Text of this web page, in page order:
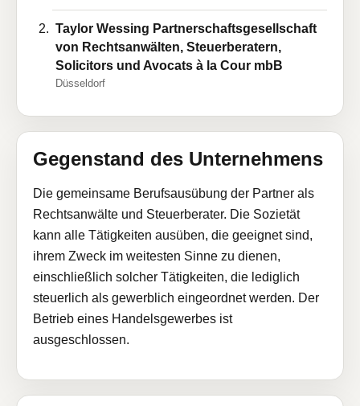
Taylor Wessing Partnerschaftsgesellschaft
von Rechtsanwälten, Steuerberatern,
Solicitors und Avocats à la Cour mbB
Düsseldorf
Gegenstand des Unternehmens
Die gemeinsame Berufsausübung der Partner als
Rechtsanwälte und Steuerberater. Die Sozietät
kann alle Tätigkeiten ausüben, die geeignet sind,
ihrem Zweck im weitesten Sinne zu dienen,
einschließlich solcher Tätigkeiten, die lediglich
steuerlich als gewerblich eingeordnet werden. Der
Betrieb eines Handelsgewerbes ist
ausgeschlossen.